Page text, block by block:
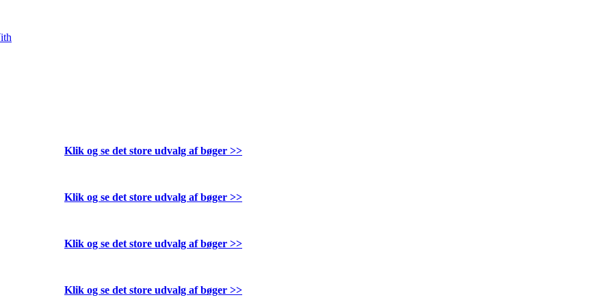
Klik og se det store udvalg af bøger >>
Klik og se det store udvalg af bøger >>
Klik og se det store udvalg af bøger >>
Klik og se det store udvalg af bøger >>